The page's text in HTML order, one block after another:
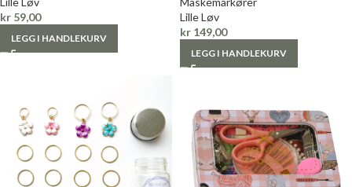
kr 59,00
LEGG I HANDLEKURV
Lille Løv
kr 149,00
LEGG I HANDLEKURV